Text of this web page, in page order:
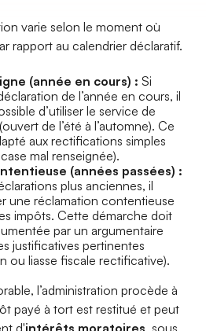
varie selon le moment où
rapport au calendrier déclaratif.
(année en cours) : Si
de l’année en cours, il
d’utiliser le service de
de l’été à l’automne). Ce
aux rectifications simples
mal renseignée).
(années passées) :
plus anciennes, il
une réclamation contentieuse
impôts. Cette démarche doit
par un argumentaire
justificatives pertinentes
ou liasse fiscale rectificative).
l’administration procède à
payé à tort est restitué et peut
d'intérêts moratoires, sous